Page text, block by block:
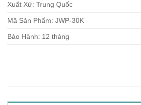
Xuất Xứ: Trung Quốc
Mã Sản Phẩm: JWP-30K
Bảo Hành: 12 tháng